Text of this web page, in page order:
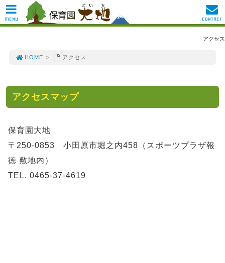
アクセス
HOME > アクセス
アクセスマップ
保育園大地
〒250-0853 小田原市堀之内458（スポーツプラザ報
徳 敷地内）
TEL. 0465-37-4619
MENU CONTACT